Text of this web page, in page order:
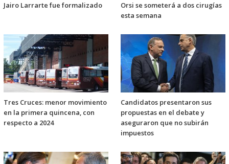
Jairo Larrarte fue formalizado
Orsi se someterá a dos cirugías
esta semana
Tres Cruces: menor movimiento
en la primera quincena, con
respecto a 2024
Candidatos presentaron sus
propuestas en el debate y
aseguraron que no subirán
impuestos